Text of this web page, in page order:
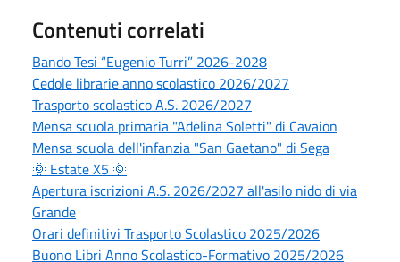
Contenuti correlati
Bando Tesi “Eugenio Turri” 2026-2028
Cedole librarie anno scolastico 2026/2027
Trasporto scolastico A.S. 2026/2027
Mensa scuola primaria "Adelina Soletti" di Cavaion
Mensa scuola dell'infanzia "San Gaetano" di Sega
🌞 Estate X5 🌞
Apertura iscrizioni A.S. 2026/2027 all'asilo nido di via
Grande
Orari definitivi Trasporto Scolastico 2025/2026
Buono Libri Anno Scolastico-Formativo 2025/2026